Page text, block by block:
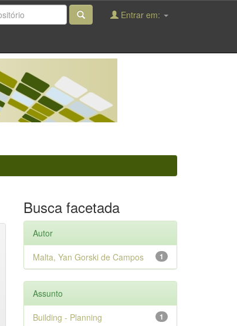
Entrar em:
Busca facetada
Autor
1
Malta, Yan Gorski de Campos
Assunto
1
Building - Planning